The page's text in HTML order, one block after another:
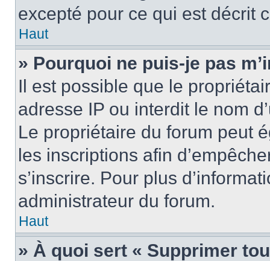
excepté pour ce qui est décrit
Haut
» Pourquoi ne puis-je pas
Il est possible que le
adresse IP ou interdit le nom
Le propriétaire du forum peut
les inscriptions afin
s’inscrire. Pour plus
administrateur du forum.
Haut
» À quoi sert « Supprimer